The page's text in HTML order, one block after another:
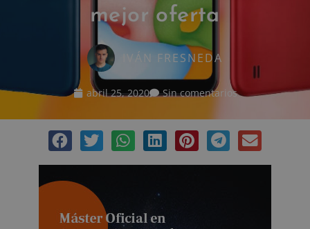
mejor oferta
IVÁN FRESNEDA
abril 25, 2020 Sin comentarios